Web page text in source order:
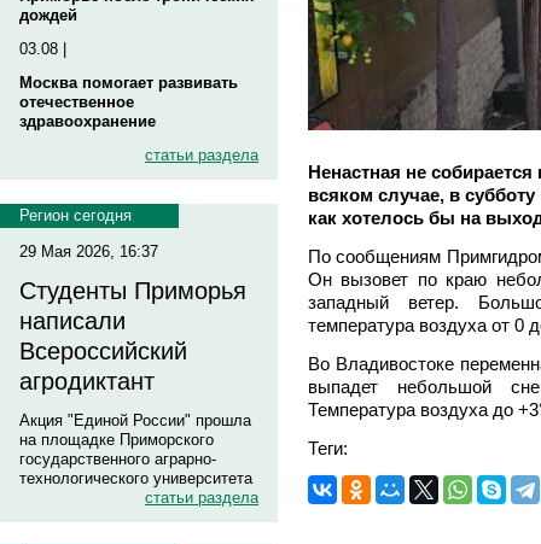
дождей
03.08 |
Москва помогает развивать
отечественное
здравоохранение
статьи раздела
Регион сегодня
29 Мая 2026, 16:37
Студенты Приморья
написали
Всероссийский
агродиктант
Акция "Единой России" прошла
на площадке Приморского
государственного аграрно-
технологического университета
статьи раздела
Ненастная не
всяком случае, в
как хотелось бы на
По сообщениям
Он вызовет по краю
западный ветер.
температура воздуха от 0
Во Владивостоке
выпадет небольшой
Температура воздуха до
Теги: